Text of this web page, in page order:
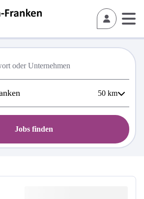
50 km
Jobs finden